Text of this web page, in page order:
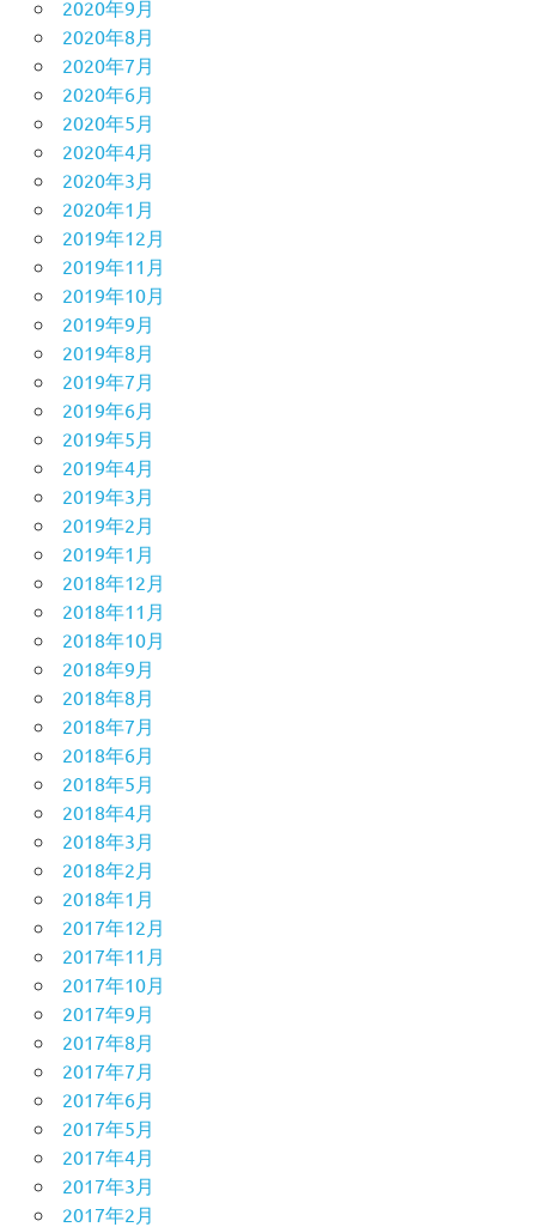
2020年9月
2020年8月
2020年7月
2020年6月
2020年5月
2020年4月
2020年3月
2020年1月
2019年12月
2019年11月
2019年10月
2019年9月
2019年8月
2019年7月
2019年6月
2019年5月
2019年4月
2019年3月
2019年2月
2019年1月
2018年12月
2018年11月
2018年10月
2018年9月
2018年8月
2018年7月
2018年6月
2018年5月
2018年4月
2018年3月
2018年2月
2018年1月
2017年12月
2017年11月
2017年10月
2017年9月
2017年8月
2017年7月
2017年6月
2017年5月
2017年4月
2017年3月
2017年2月